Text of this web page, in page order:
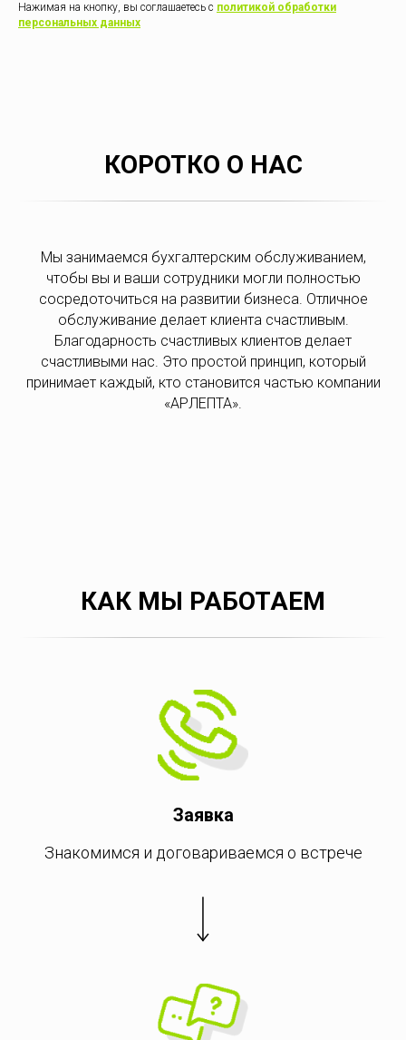
Нажимая на кнопку, вы соглашаетесь с политикой обработки
персональных данных
КОРОТКО О НАС
Мы занимаемся бухгалтерским обслуживанием,
чтобы вы и ваши сотрудники могли полностью
сосредоточиться на развитии бизнеса. Отличное
обслуживание делает клиента счастливым.
Благодарность счастливых клиентов делает
счастливыми нас. Это простой принцип, который
принимает каждый, кто становится частью компании
«АРЛЕПТА».
КАК МЫ РАБОТАЕМ
Заявка
Знакомимся и договариваемся о встрече